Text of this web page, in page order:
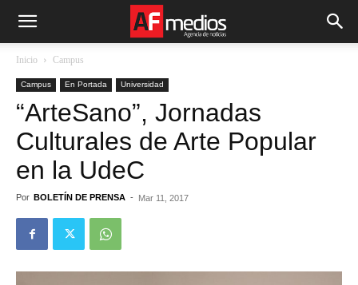
Inicio Campus
Campus En Portada Universidad
“ArteSano”, Jornadas
Culturales de Arte Popular
en la UdeC
Por BOLETÍN DE PRENSA - Mar 11, 2017